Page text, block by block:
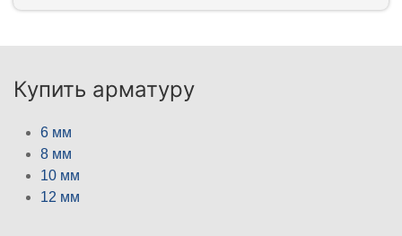
Купить арматуру
6 мм
8 мм
10 мм
12 мм